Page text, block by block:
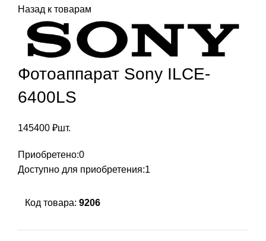
Назад к товарам
Фотоаппарат Sony ILCE-
6400LS
145400 ₽шт.
Приобретено:0
Доступно для приобретения:1
Код товара: 9206